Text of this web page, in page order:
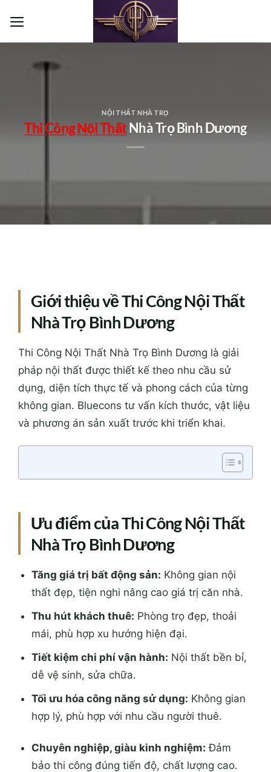
qua
NỘI THẤT NHÀ TRỌ
Thi Công Nội ThấtNhà Trọ Bình Dương
Giới thiệu về Thi Công Nội Thất
Nhà Trọ Bình Dương
Thi Công Nội Thất Nhà Trọ Bình Dương là giải
pháp nội thất được thiết kế theo nhu cầu sử
dụng, diện tích thực tế và phong cách của từng
không gian. Bluecons tư vấn kích thước, vật liệu
và phương án sản xuất trước khi triển khai.
Ưu điểm của Thi Công Nội Thất
Nhà Trọ Bình Dương
Tăng giá trị bất động sản: Không gian nội
thất đẹp, tiện nghi nâng cao giá trị căn nhà.
Thu hút khách thuê: Phòng trọ đẹp, thoải
mái, phù hợp xu hướng hiện đại.
Tiết kiệm chi phí vận hành: Nội thất bền bỉ,
dễ vệ sinh, sửa chữa.
Tối ưu hóa công năng sử dụng: Không gian
hợp lý, phù hợp với nhu cầu người thuê.
Chuyên nghiệp, giàu kinh nghiệm: Đảm
bảo thi công đúng tiến độ, chất lượng cao.